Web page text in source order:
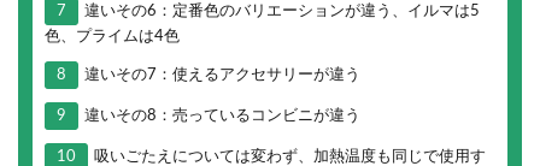
7
違いその6：定番色のバリエーションが違う、イルマは5
色、プライムは4色
8 違いその7：使えるアクセサリーが違う
9 違いその8：売っているコンビニが違う
10
吸いごたえについては変わず、加熱温度も同じで使用す